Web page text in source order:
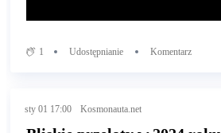
1 Udostępnianie Komentarz
sty 01 17:00 Kosmonauta.net